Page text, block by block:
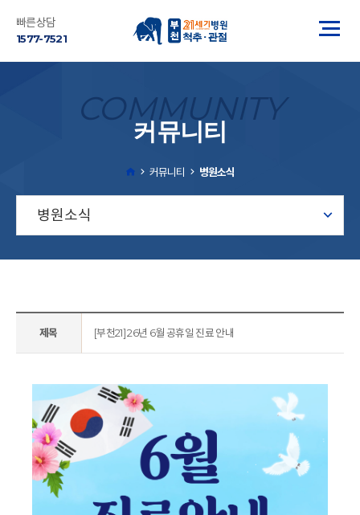
빠른상담
1577-7521
COMMUNITY
커뮤니티
커뮤니티 병원소식
병원소식
제목 [부천21] 26년 6월 공휴일 진료 안내